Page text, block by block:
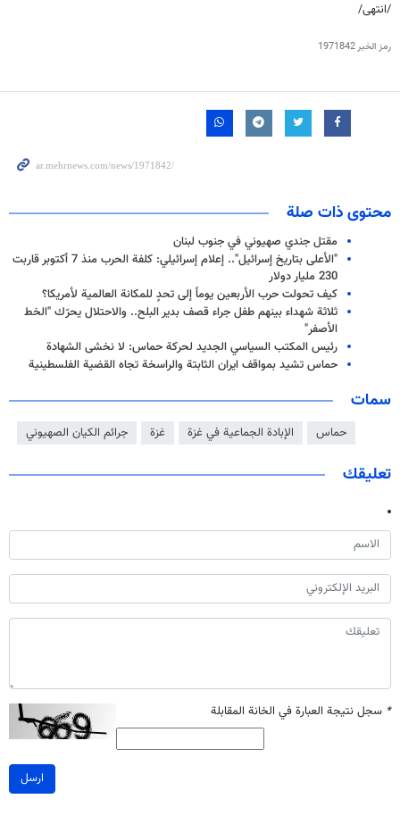
/انتهى/
رمز الخبر1971842
محتوى ذات صلة
مقتل جندي صهيوني في جنوب لبنان
"الأعلى بتاريخ إسرائيل".. إعلام إسرائيلي: كلفة الحرب منذ 7 أكتوبر قاربت
230 مليار دولار
كيف تحولت حرب الأربعين يوماً إلى تحدٍ للمكانة العالمية لأمريكا؟
ثلاثة شهداء بينهم طفل جراء قصف بدير البلح.. والاحتلال يحرّك "الخط
الأصفر"
رئيس المكتب السياسي الجديد لحركة حماس: لا نخشى الشهادة
حماس تشيد بمواقف ايران الثابتة والراسخة تجاه القضية الفلسطينية
سمات
حماس الإبادة الجماعية في غزة غزة جرائم الكيان الصهيوني
تعليقك
* سجل نتيجة العبارة في الخانة المقابلة
ارسل